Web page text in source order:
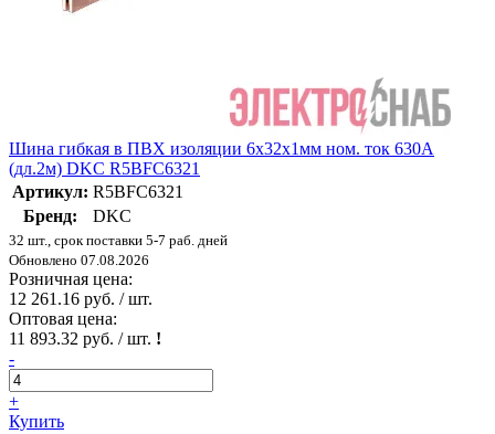
Шина гибкая в ПВХ изоляции 6х32х1мм ном. ток 630А
(дл.2м) DKC R5BFC6321
Артикул: R5BFC6321
Бренд:
DKC
32 шт., срок поставки 5-7 раб. дней
Обновлено 07.08.2026
Розничная цена:
12 261.16 руб. / шт.
Оптовая цена:
11 893.32 руб. / шт. !
-
+
Купить